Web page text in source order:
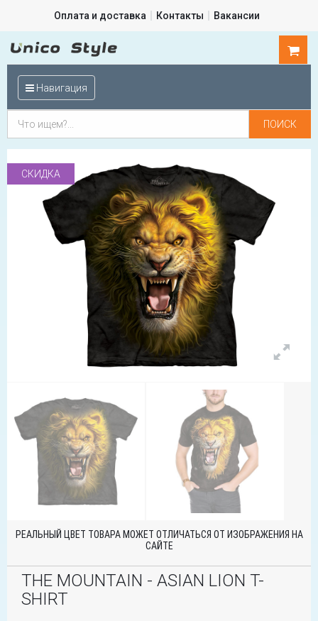
Оплата и доставка Контакты Вакансии
Навигация
СКИДКА
РЕАЛЬНЫЙ ЦВЕТ ТОВАРА МОЖЕТ ОТЛИЧАТЬСЯ ОТ ИЗОБРАЖЕНИЯ НА
САЙТЕ
THE MOUNTAIN - ASIAN LION T-
SHIRT